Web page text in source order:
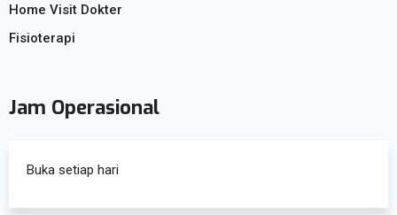
Home Visit Dokter
Fisioterapi
Jam Operasional
Buka setiap hari